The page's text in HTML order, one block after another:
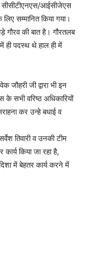
सीसीटीएनएस/आईसीजेएस
सम्मानित किया गया।
गौरव की बात है। गौरतलब
ही पदस्थ थे हाल ही में
जी द्वारा भी इन
के सभी वरिष्ठ अधिकारियों
कर उन्हे बधाई व
तिवारी व उनकी टीम
किया जा रहा है,
में बेहतर कार्य करने में